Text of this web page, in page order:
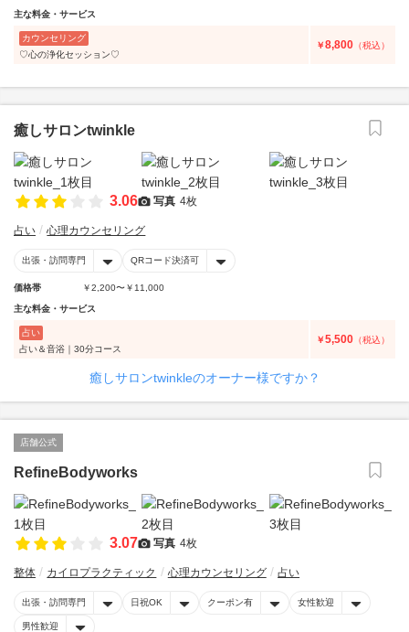
主な料金・サービス
カウンセリング
♡心の浄化セッション♡
￥8,800 （税込）
癒しサロンtwinkle
3.06 写真 4枚
占い 心理カウンセリング
出張・訪問専門 QRコード決済可
価格帯 ￥2,200〜￥11,000
主な料金・サービス
占い
占い＆音浴｜30分コース
￥5,500 （税込）
癒しサロンtwinkleのオーナー様ですか？
店舗公式
RefineBodyworks
3.07 写真 4枚
整体 カイロプラクティック 心理カウンセリング 占い
出張・訪問専門 日祝OK クーポン有 女性歓迎
男性歓迎